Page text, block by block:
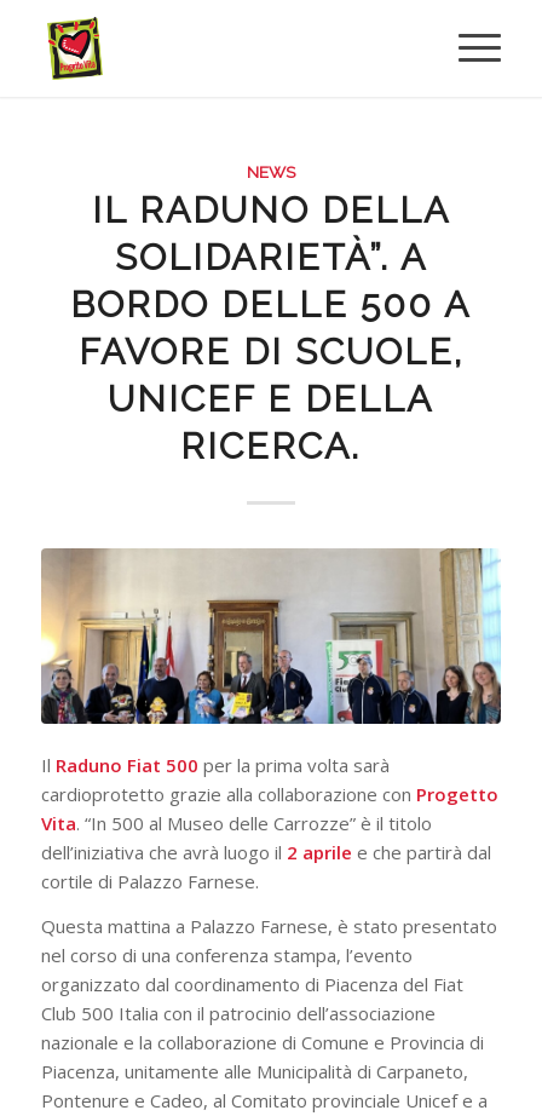
NEWS
IL RADUNO DELLA
SOLIDARIETÀ”. A
BORDO DELLE 500 A
FAVORE DI SCUOLE,
UNICEF E DELLA
RICERCA.
Il Raduno Fiat 500 per la prima volta sarà
cardioprotetto grazie alla collaborazione con Progetto
Vita. “In 500 al Museo delle Carrozze” è il titolo
dell’iniziativa che avrà luogo il 2 aprile e che partirà dal
cortile di Palazzo Farnese.
Questa mattina a Palazzo Farnese, è stato presentato
nel corso di una conferenza stampa, l’evento
organizzato dal coordinamento di Piacenza del Fiat
Club 500 Italia con il patrocinio dell’associazione
nazionale e la collaborazione di Comune e Provincia di
Piacenza, unitamente alle Municipalità di Carpaneto,
Pontenure e Cadeo, al Comitato provinciale Unicef e a